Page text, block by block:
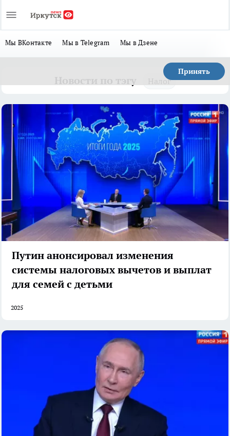
Мы ВКонтакте Мы в Telegram Мы в Дзене
Принять
Налог
Путин анонсировал изменения
системы налоговых вычетов и выплат
для семей с детьми
2025